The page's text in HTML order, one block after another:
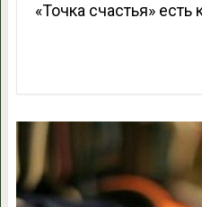
«Точка счастья» есть